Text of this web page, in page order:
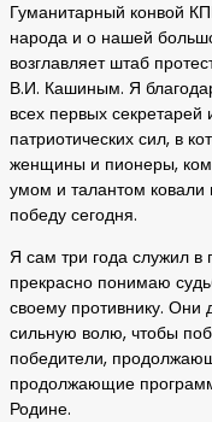
Гуманитарный конвой
народа и о нашей
возглавляет штаб
В.И. Кашиным. Я
всех первых
патриотических сил, в
женщины и пионеры,
умом и талантом ковали
победу сегодня.
Я сам три года служил в
прекрасно понимаю
своему противнику.
сильную волю, чтобы
победители,
продолжающие
Родине.